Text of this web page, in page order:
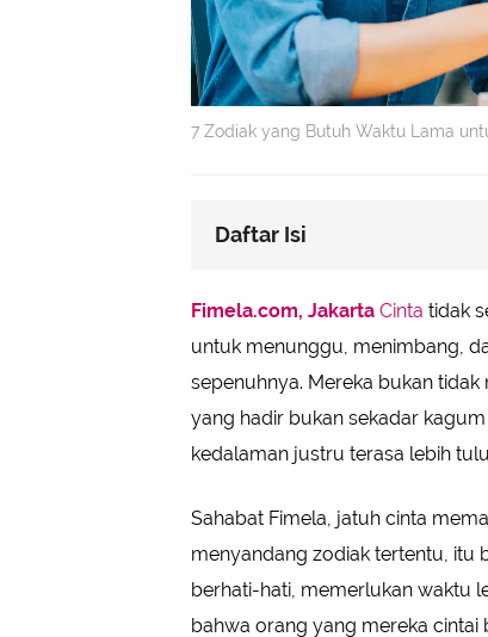
7 Zodiak yang Butuh Waktu Lama
Daftar Isi
Capricorn: Hati yang
Taurus: Butuh Rasa Aman
Aquarius: Perlu Waktu untuk
Sagittarius: Takut Terjebak,
Fimela.com, Jakarta Cinta tidak
untuk menunggu, menimbang,
sepenuhnya. Mereka bukan
yang hadir bukan sekadar
kedalaman justru terasa lebih
Sahabat Fimela, jatuh cinta
menyandang zodiak tertentu, itu
berhati-hati, memerlukan waktu
bahwa orang yang mereka cintai